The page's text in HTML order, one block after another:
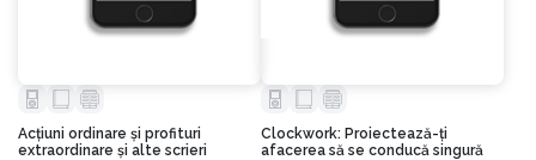
Acțiuni ordinare și profituri
extraordinare și alte scrieri
Clockwork: Proiectează-ți
afacerea să se conducă singură